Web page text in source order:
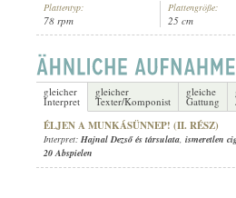
INTERPRET: HAJNAL DEZSŐ ÉS TÁRSULATA
Plattentyp:
78 rpm
Plattengröße:
25 cm
gleicher
Interpret
gleicher
Texter/Komponist
gleiche
Gattung
ÉLJEN A MUNKÁSÜNNEP! (II. RÉSZ)
Interpret: Hajnal Dezső és társulata, ismeretlen
20 Abspielen